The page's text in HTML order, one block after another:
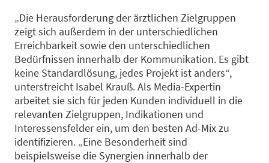
„Die Herausforderung der ärztlichen Zielgruppen
zeigt sich außerdem in der unterschiedlichen
Erreichbarkeit sowie den unterschiedlichen
Bedürfnissen innerhalb der Kommunikation. Es gibt
keine Standardlösung, jedes Projekt ist anders“,
unterstreicht Isabel Krauß. Als Media-Expertin
arbeitet sie sich für jeden Kunden individuell in die
relevanten Zielgruppen, Indikationen und
Interessensfelder ein, um den besten Ad-Mix zu
identifizieren. „Eine Besonderheit sind
beispielsweise die Synergien innerhalb der